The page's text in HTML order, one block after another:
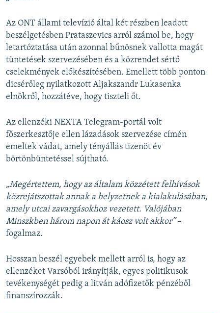
Az ONT állami televízió által két részben leadott
beszélgetésben Prataszevics arról számol be, hogy
letartóztatása után azonnal bűnösnek vallotta magát
tüntetések szervezésében és a közrendet sértő
cselekmények előkészítésében. Emellett több ponton
dicsérőleg nyilatkozott Aljakszandr Lukasenka
elnökről, hozzátéve, hogy tiszteli őt.
Az ellenzéki NEXTA Telegram-portál volt
főszerkesztője ellen lázadások szervezése címén
emeltek vádat, amely tényállás tizenöt év
börtönbüntetéssel sújtható.
„Megértettem, hogy az általam közzétett felhívások
közrejátszottak annak a helyzetnek a kialakulásában,
amely utcai zavargásokhoz vezetett. Valójában
Minszkben három napon át káosz volt akkor”–
fogalmaz.
Hosszan beszél egyebek mellett arról is, hogy az
ellenzéket Varsóból irányítják, egyes politikusok
tevékenységét pedig a litván adófizetők pénzéből
finanszírozzák.